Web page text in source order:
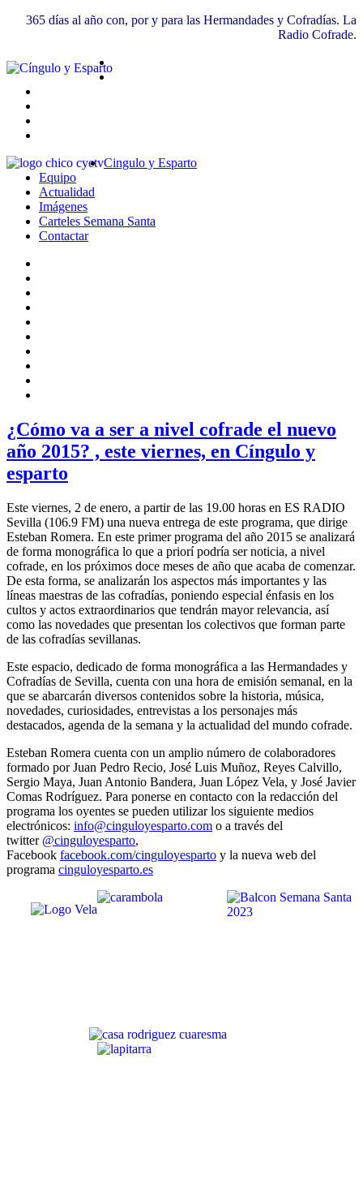
365 días al año con, por y para las Hermandades y Cofradías. La
Radio Cofrade.
Cingulo y Esparto
Equipo
Actualidad
Imágenes
Carteles Semana Santa
Contactar
¿Cómo va a ser a nivel cofrade el nuevo
año 2015? , este viernes, en Cíngulo y
esparto
Este viernes, 2 de enero, a partir de las 19.00 horas en ES RADIO
Sevilla (106.9 FM) una nueva entrega de este programa, que dirige
Esteban Romera. En este primer programa del año 2015 se analizará
de forma monográfica lo que a priorí podría ser noticia, a nivel
cofrade, en los próximos doce meses de año que acaba de comenzar.
De esta forma, se analizarán los aspectos más importantes y las
líneas maestras de las cofradías, poniendo especial énfasis en los
cultos y actos extraordinarios que tendrán mayor relevancia, así
como las novedades que presentan los colectivos que forman parte
de las cofradías sevillanas.
Este espacio, dedicado de forma monográfica a las Hermandades y
Cofradías de Sevilla, cuenta con una hora de emisión semanal, en la
que se abarcarán diversos contenidos sobre la historia, música,
novedades, curiosidades, entrevistas a los personajes más
destacados, agenda de la semana y la actualidad del mundo cofrade.
Esteban Romera cuenta con un amplio número de colaboradores
formado por Juan Pedro Recio, José Luis Muñoz, Reyes Calvillo,
Sergio Maya, Juan Antonio Bandera, Juan López Vela, y José Javier
Comas Rodríguez. Para ponerse en contacto con la redacción del
programa los oyentes se pueden utilizar los siguiente medios
electrónicos: info@cinguloyesparto.com o a través del
twitter @cinguloyesparto,
Facebook facebook.com/cinguloyesparto y la nueva web del
programa cinguloyesparto.es